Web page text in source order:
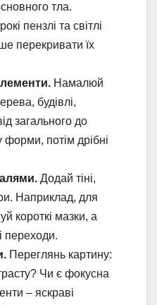
тла.
пензлі та світлі
перекривати їх
Намалюй
будівлі,
загального до
форми, потім дрібні
Додай тіні,
Наприклад, для
короткі мазки, а
переходи.
Переглянь картину:
Чи є фокусна
– яскраві